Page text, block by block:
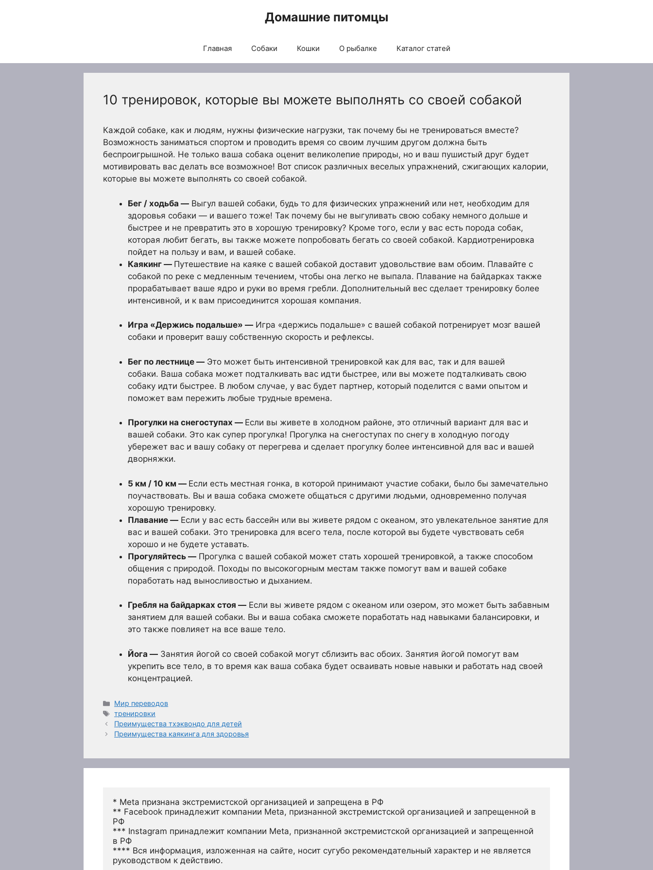
Домашние питомцы
Главная Собаки Кошки О рыбалке Каталог статей
10 тренировок, которые вы можете выполнять со своей собакой
Каждой собаке, как и людям, нужны физические нагрузки, так почему бы не тренироваться вместе?
Возможность заниматься спортом и проводить время со своим лучшим другом должна быть
беспроигрышной. Не только ваша собака оценит великолепие природы, но и ваш пушистый друг будет
мотивировать вас делать все возможное! Вот список различных веселых упражнений, сжигающих калории,
которые вы можете выполнять со своей собакой.
Бег / ходьба — Выгул вашей собаки, будь то для физических упражнений или нет, необходим для
здоровья собаки — и вашего тоже! Так почему бы не выгуливать свою собаку немного дольше и
быстрее и не превратить это в хорошую тренировку? Кроме того, если у вас есть порода собак,
которая любит бегать, вы также можете попробовать бегать со своей собакой. Кардиотренировка
пойдет на пользу и вам, и вашей собаке.
Каякинг — Путешествие на каяке с вашей собакой доставит удовольствие вам обоим. Плавайте с
собакой по реке с медленным течением, чтобы она легко не выпала. Плавание на байдарках также
прорабатывает ваше ядро и руки во время гребли. Дополнительный вес сделает тренировку более
интенсивной, и к вам присоединится хорошая компания.
Игра «Держись подальше» — Игра «держись подальше» с вашей собакой потренирует мозг вашей
собаки и проверит вашу собственную скорость и рефлексы.
Бег по лестнице — Это может быть интенсивной тренировкой как для вас, так и для вашей
собаки. Ваша собака может подталкивать вас идти быстрее, или вы можете подталкивать свою
собаку идти быстрее. В любом случае, у вас будет партнер, который поделится с вами опытом и
поможет вам пережить любые трудные времена.
Прогулки на снегоступах — Если вы живете в холодном районе, это отличный вариант для вас и
вашей собаки. Это как супер прогулка! Прогулка на снегоступах по снегу в холодную погоду
убережет вас и вашу собаку от перегрева и сделает прогулку более интенсивной для вас и вашей
дворняжки.
5 км / 10 км — Если есть местная гонка, в которой принимают участие собаки, было бы замечательно
поучаствовать. Вы и ваша собака сможете общаться с другими людьми, одновременно получая
хорошую тренировку.
Плавание — Если у вас есть бассейн или вы живете рядом с океаном, это увлекательное занятие для
вас и вашей собаки. Это тренировка для всего тела, после которой вы будете чувствовать себя
хорошо и не будете уставать.
Прогуляйтесь — Прогулка с вашей собакой может стать хорошей тренировкой, а также способом
общения с природой. Походы по высокогорным местам также помогут вам и вашей собаке
поработать над выносливостью и дыханием.
Гребля на байдарках стоя — Если вы живете рядом с океаном или озером, это может быть забавным
занятием для вашей собаки. Вы и ваша собака сможете поработать над навыками балансировки, и
это также повлияет на все ваше тело.
Йога — Занятия йогой со своей собакой могут сблизить вас обоих. Занятия йогой помогут вам
укрепить все тело, в то время как ваша собака будет осваивать новые навыки и работать над своей
концентрацией.
Рубрики
Мир переводов
Метки
тренировки
Преимущества тхэквондо для детей
Преимущества каякинга для здоровья
* Meta признана экстремистской организацией и запрещена в РФ
** Facebook принадлежит компании Meta, признанной экстремистской организацией и запрещенной в
РФ
*** Instagram принадлежит компании Meta, признанной экстремистской организацией и запрещенной
в РФ
**** Вся информация, изложенная на сайте, носит сугубо рекомендательный характер и не является
руководством к действию.